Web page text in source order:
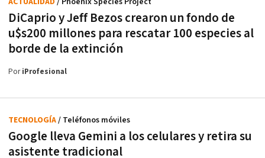
DiCaprio y Jeff Bezos crearon un fondo de
u$s200 millones para rescatar 100 especies al
borde de la extinción
PoriProfesional
Google lleva Gemini a los celulares y retira su
asistente tradicional
TECNOLOGÍA/ Teléfonos móviles